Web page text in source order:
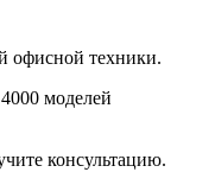
офисной техники.
моделей
консультацию.